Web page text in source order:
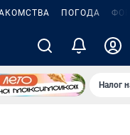
ПОГОДА
Налог